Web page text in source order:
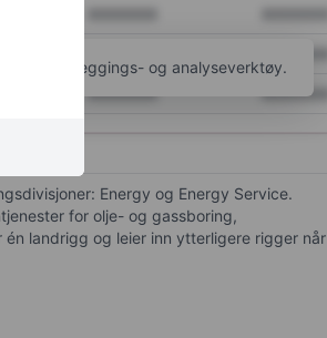
XXXXXXX XXXXXXX
flere kartleggings- og analyseverktøy.
Energy og Energy Service.
for olje- og gassboring,
landrigg og leier inn ytterligere rigger når